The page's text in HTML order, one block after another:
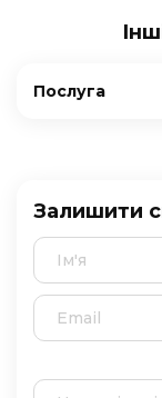
Послуга
Залишити